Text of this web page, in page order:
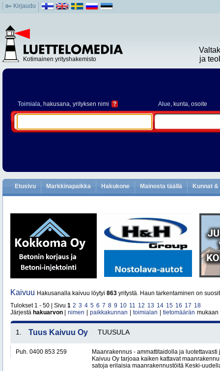
Kirjaudu
Kotimainen yrityshakemisto
ja
Toimiala, hakusana, yrityksen nimi ? Alue, kunta, osoite
Etusivu Markkinapaikka Hakukone Mainosta täällä Kunnat
Kaivuu Hakusanalla kaivuu löytyi 863 yritystä. Haun tarkentaminen on
Tulokset 1 - 50 | Sivu 1 2 3 4 5 6 7 8 9 10 11 12 13 14 15 16 17 18
Järjestä hakuarvon nimen paikkakunnan toimialan tietomäärän mukaan
1. Tuus Kaivuu Oy TUUSULA
Puh. 0400 853 259
Maanrakennus - ammattitaidolla ja
Kaivuu Oy tarjoaa kaiken kattavat
satoja erilaisia maanrakennustöitä Keski-